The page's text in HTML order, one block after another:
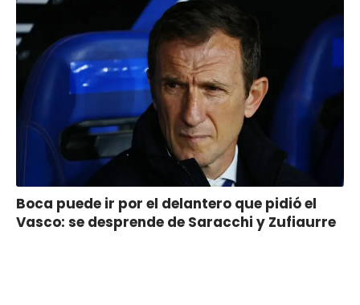
Boca puede ir por el delantero que pidió el
Vasco: se desprende de Saracchi y Zufiaurre